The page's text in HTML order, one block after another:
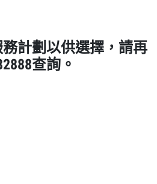
計劃以供選擇，請再
查詢。